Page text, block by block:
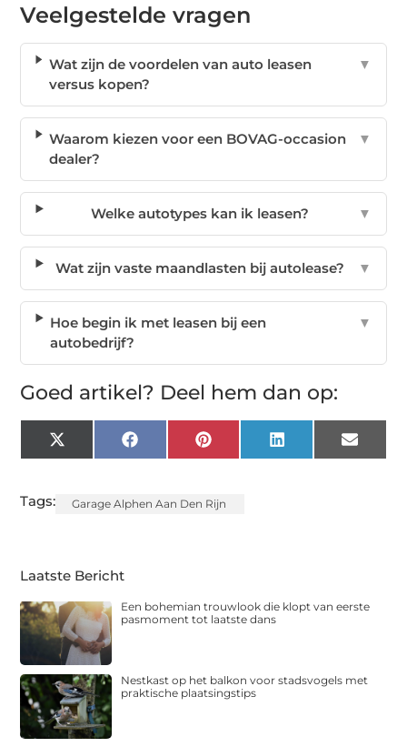
Veelgestelde vragen
Wat zijn de voordelen van auto leasen
versus kopen?
▼
Waarom kiezen voor een BOVAG-occasion
dealer?
▼
Welke autotypes kan ik leasen? ▼
Wat zijn vaste maandlasten bij autolease? ▼
Hoe begin ik met leasen bij een
autobedrijf?
▼
Goed artikel? Deel hem dan op:
X
(Twitter)
FacebookPinterest LinkedIn Email
Tags: Garage Alphen Aan Den Rijn
Laatste Bericht
Een bohemian trouwlook die klopt van eerste
pasmoment tot laatste dans
Nestkast op het balkon voor stadsvogels met
praktische plaatsingstips